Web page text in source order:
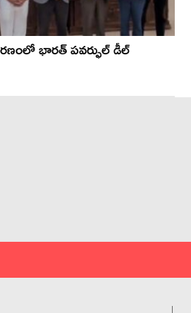
భారత్ పవర్ఫుల్ డీల్